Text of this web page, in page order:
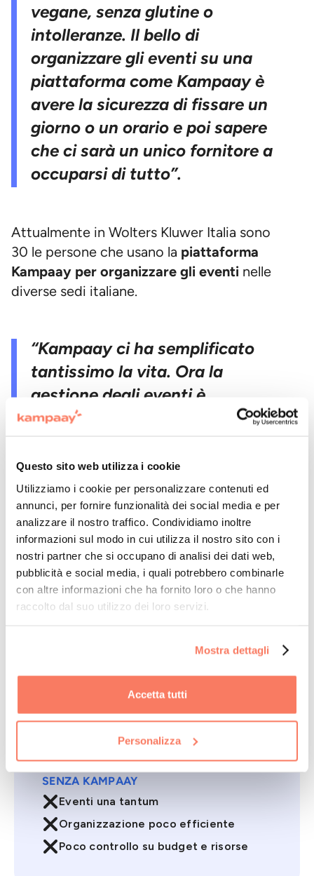
Questo sito web utilizza i cookie
Utilizziamo i cookie per personalizzare contenuti ed
annunci, per fornire funzionalità dei social media e per
analizzare il nostro traffico. Condividiamo inoltre
informazioni sul modo in cui utilizza il nostro sito con i
nostri partner che si occupano di analisi dei dati web,
pubblicità e social media, i quali potrebbero combinarle
con altre informazioni che ha fornito loro o che hanno
raccolto dal suo utilizzo dei loro servizi.
Mostra dettagli
Accetta tutti
Personalizza
vegane, senza glutine o
intolleranze. Il bello di
organizzare gli eventi su una
piattaforma come Kampaay è
avere la sicurezza di fissare un
giorno o un orario e poi sapere
che ci sarà un unico fornitore a
occuparsi di tutto”.
Attualmente in Wolters Kluwer Italia sono
30 le persone che usano la piattaforma
Kampaay per organizzare gli eventi nelle
diverse sedi italiane.
“Kampaay ci ha semplificato
tantissimo la vita. Ora la
gestione degli eventi è
talmente liscia che non è
presenza il giorno dell’evento
per accogliere il personale del
catering”.

SENZA KAMPAAY
Eventi una tantum
Organizzazione poco efficiente
Poco controllo su budget e risorse